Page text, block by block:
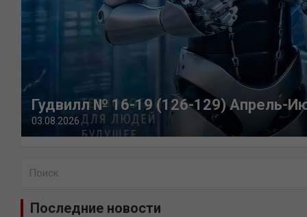
Гудвилл № 16-19 (126-129) Апрель-
03.08.2026
Последние новости